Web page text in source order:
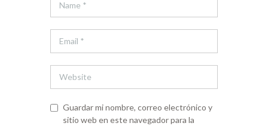
Guardar mi nombre, correo electrónico y
sitio web en este navegador para la